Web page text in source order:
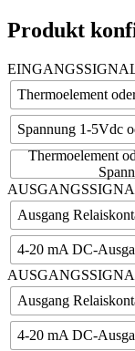
Produkt
Thermoelement
Spannung 1-5Vdc
Thermoelement
Ausgang
4-20 mA DC-
Ausgang
4-20 mA DC-